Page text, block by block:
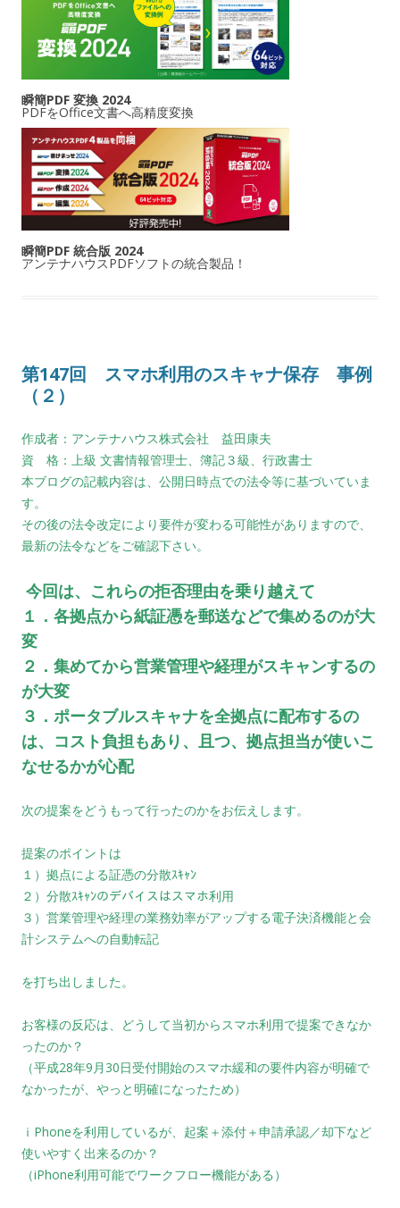
瞬簡PDF 変換 2024
PDFをOffice文書へ高精度変換
瞬簡PDF 統合版 2024
アンテナハウスPDFソフトの統合製品！
第147回 スマホ利用のスキャナ保存 事例
（２）
作成者：アンテナハウス株式会社 益田康夫
資 格：上級 文書情報管理士、簿記３級、行政書士
本ブログの記載内容は、公開日時点での法令等に基づいていま
す。
その後の法令改定により要件が変わる可能性がありますので、
最新の法令などをご確認下さい。
今回は、これらの拒否理由を乗り越えて
１．各拠点から紙証憑を郵送などで集めるのが大
変
２．集めてから営業管理や経理がスキャンするの
が大変
３．ポータブルスキャナを全拠点に配布するの
は、コスト負担もあり、且つ、拠点担当が使いこ
なせるかが心配
次の提案をどうもって行ったのかをお伝えします。
提案のポイントは
１）拠点による証憑の分散ｽｷｬﾝ
２）分散ｽｷｬﾝのデバイスはスマホ利用
３）営業管理や経理の業務効率がアップする電子決済機能と会
計システムへの自動転記
を打ち出しました。
お客様の反応は、どうして当初からスマホ利用で提案できなか
ったのか？
（平成28年9月30日受付開始のスマホ緩和の要件内容が明確で
なかったが、やっと明確になったため）
ｉPhoneを利用しているが、起案＋添付＋申請承認／却下など
使いやすく出来るのか？
（iPhone利用可能でワークフロー機能がある）